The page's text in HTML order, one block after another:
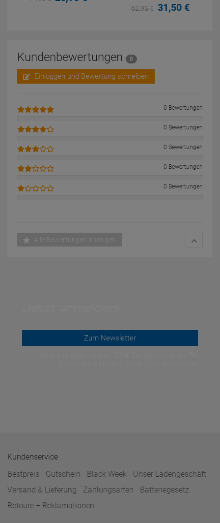
62,95€ 31,50 €
Kundenbewertungen 0
Einloggen und Bewertung schreiben
0 Bewertungen
0 Bewertungen
0 Bewertungen
0 Bewertungen
0 Bewertungen
Alle Bewertungen anzeigen
Zum Newsletter
Kundenservice
Bestpreis
Gutschein Black Week
Unser Ladengeschäft
Versand & Lieferung
Zahlungsarten
Batteriegesetz
Retoure + Reklamationen